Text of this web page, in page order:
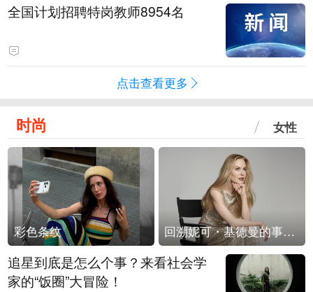
全国计划招聘特岗教师8954名
点击查看更多
时尚 女性
彩色条纹 回溯妮可・基德曼的事业轨迹
追星到底是怎么个事？来看社会学
家的“饭圈”大冒险！